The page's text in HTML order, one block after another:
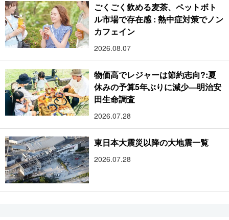
ごくごく飲める麦茶、ペットボト
ル市場で存在感 : 熱中症対策でノン
カフェイン
2026.08.07
物価高でレジャーは節約志向?:夏
休みの予算5年ぶりに減少―明治安
田生命調査
2026.07.28
東日本大震災以降の大地震一覧
2026.07.28